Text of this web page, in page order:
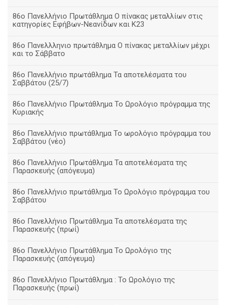
86ο Πανελλήνιο Πρωτάθλημα Ο πίνακας μεταλλίων στις
κατηγορίες Εφήβων-Νεανίδων και Κ23
86ο Πανελλληνιο πρωτάθλημα Ο πίνακας μεταλλίων μέχρι
και το Σάββατο
86ο Πανελλήνιο πρωτάθλημα Τα αποτελέσματα του
Σαββάτου (25/7)
86o Πανελλήνιο Πρωτάθλημα Το Ωρολόγιο πρόγραμμα της
Κυριακής
86ο Πανελλήνιο πρωτάθλημα Το ωρολόγιο πρόγραμμα του
Σαββάτου (νέο)
86ο Πανελλήνιο Πρωτάθλημα Τα αποτελέσματα της
Παρασκευής (απόγευμα)
86ο Πανελλήνιο πρωτάθλημα Το Ωρολόγιο πρόγραμμα του
Σαββάτου
86ο Πανελλήνιο Πρωτάθλημα Τα αποτελέσματα της
Παρασκευής (πρωί)
86ο Πανελλήνιο Πρωτάθλημα Το Ωρολόγιο της
Παρασκευής (απόγευμα)
86ο Πανελλήνιο Πρωτάθλημα : Το Ωρολόγιο της
Παρασκευής (πρωί)